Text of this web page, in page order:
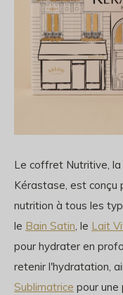
Le coffret Nutritive,
Kérastase, est
nutrition à tous les
le Bain Satin, le Lait
pour hydrater en
retenir l'hydratation,
Sublimatrice pour